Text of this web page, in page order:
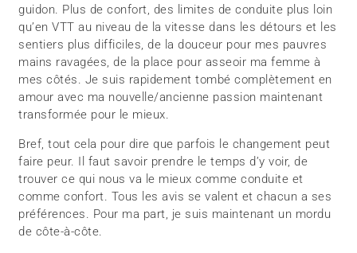
guidon. Plus de confort, des limites de conduite plus loin
qu’en VTT au niveau de la vitesse dans les détours et les
sentiers plus difficiles, de la douceur pour mes pauvres
mains ravagées, de la place pour asseoir ma femme à
mes côtés. Je suis rapidement tombé complètement en
amour avec ma nouvelle/ancienne passion maintenant
transformée pour le mieux.
Bref, tout cela pour dire que parfois le changement peut
faire peur. Il faut savoir prendre le temps d’y voir, de
trouver ce qui nous va le mieux comme conduite et
comme confort. Tous les avis se valent et chacun a ses
préférences. Pour ma part, je suis maintenant un mordu
de côte-à-côte.